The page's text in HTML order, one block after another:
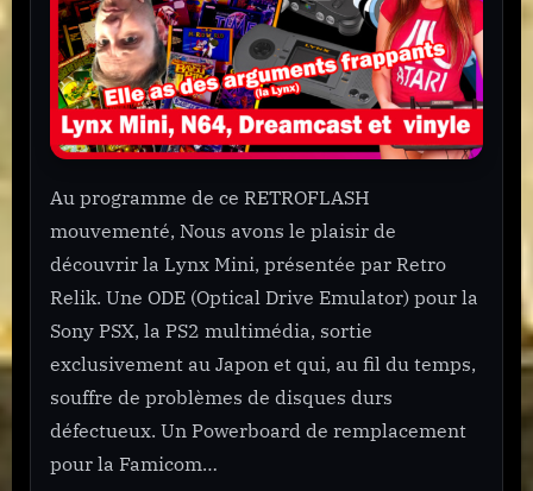
YUV
sur
Dreamcast
?
PSX
La
JAP
et
bien
d’autres
Bidouilles
RETROGAMING
Au programme de ce RETROFLASH
mouvementé, Nous avons le plaisir de
découvrir la Lynx Mini, présentée par Retro
Relik. Une ODE (Optical Drive Emulator) pour la
Sony PSX, la PS2 multimédia, sortie
exclusivement au Japon et qui, au fil du temps,
souffre de problèmes de disques durs
défectueux. Un Powerboard de remplacement
pour la Famicom…